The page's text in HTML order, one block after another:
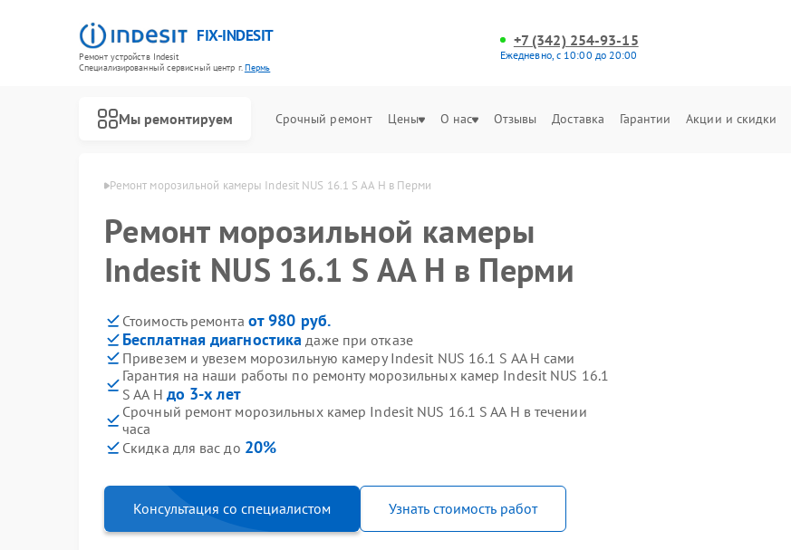
FIX-INDESIT
Ремонт устройств Indesit
Специализированный cервисный центр г.Пермь
+7 (342) 254-93-15
Ежедневно, с 10:00 до 20:00
Мы ремонтируем Срочный ремонт Цены О нас Отзывы Доставка Гарантии Акции и скидки
Ремонт морозильной камеры Indesit NUS 16.1 S AA H в Перми
Ремонт морозильной камеры
Indesit NUS 16.1 S AA H в Перми
Стоимость ремонта от 980 руб.
Бесплатная диагностика даже при отказе
Привезем и увезем морозильную камеру Indesit NUS 16.1 S AA H сами
Гарантия на наши работы по ремонту морозильных камер Indesit NUS 16.1
S AA H до 3-х лет
Срочный ремонт морозильных камер Indesit NUS 16.1 S AA H в течении
часа
Скидка для вас до 20%
Консультация со специалистом Узнать стоимость работ